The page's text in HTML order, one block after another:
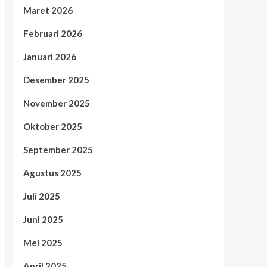
Maret 2026
Februari 2026
Januari 2026
Desember 2025
November 2025
Oktober 2025
September 2025
Agustus 2025
Juli 2025
Juni 2025
Mei 2025